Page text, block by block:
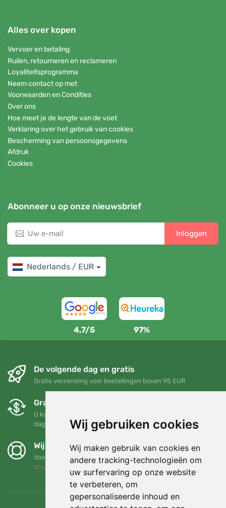
Wij gebruiken cookies
Wij maken gebruik van cookies en
andere tracking-technologieën om
uw surfervaring op onze website
te verbeteren, om
gepersonaliseerde inhoud en
Alles over kopen
Vervoer en betaling
Ruilen, retourneren en reclameren
Loyaliteitsprogramma
Neem contact op met
Voorwaarden en Condities
Over ons
Hoe meet je de lengte van de voet
Verklaring over het gebruik van cookies
Bescherming van persoonsgegevens
Afdruk
Cookies
Abonneer u op onze nieuwsbrief
Inloggen
Nederlands / EUR
4,7/5 97%
De volgende dag en gratis
Gratis verzending voor bestellingen boven 95 EUR
Gratis ruilen en retourneren
U kunt uw bestelling op elk gewenst moment binnen 90
dagen retourneren of ruilen
Wij steunen Trees.org
Voor elke bestelling planten we een boom! Lees meer Over
ons